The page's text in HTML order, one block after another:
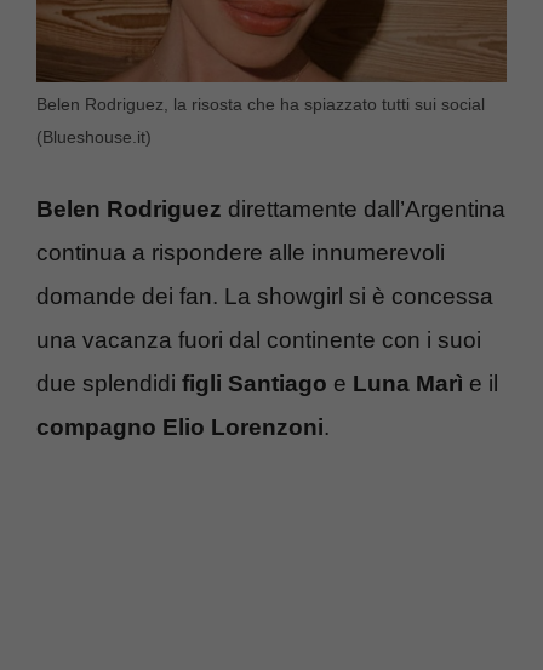
Belen Rodriguez, la risosta che ha spiazzato tutti sui social
(Blueshouse.it)
Belen Rodriguez direttamente dall’Argentina
continua a rispondere alle innumerevoli
domande dei fan. La showgirl si è concessa
una vacanza fuori dal continente con i suoi
due splendidi figli Santiago e Luna Marì e il
compagno Elio Lorenzoni.